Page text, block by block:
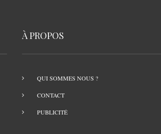
À PROPOS
QUI SOMMES NOUS ?
CONTACT
PUBLICITÉ